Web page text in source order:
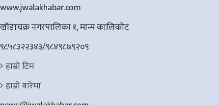
www.jwalakhabar.com
खाँडाचक्र नगरपालिका १, मान्म कालिकाेट
९८५८३२२३४३/९८४९८७९२०९
हाम्रो टिम
हाम्रो बारेमा